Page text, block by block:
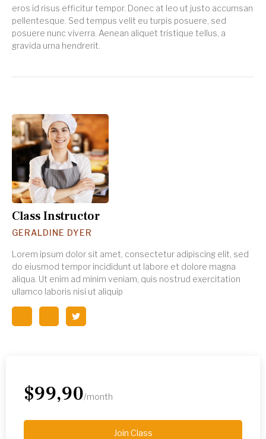
eros id risus efficitur tempor. Donec at leo ut justo accumsan
pellentesque. Sed tempus velit eu turpis posuere, sed
posuere nunc viverra. Aenean aliquet tristique tellus, a
gravida urna hendrerit.
Class Instructor
GERALDINE DYER
Lorem ipsum dolor sit amet, consectetur adipiscing elit, sed
do eiusmod tempor incididunt ut labore et dolore magna
aliqua. Ut enim ad minim veniam, quis nostrud exercitation
ullamco laboris nisi ut aliquip
$99,90/month
Join Class